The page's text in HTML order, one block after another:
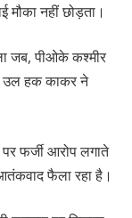
मौका नहीं छोड़ता।
जब, पीओके कश्मीर
उल हक काकर ने
फर्जी आरोप लगाते
फैला रहा है।